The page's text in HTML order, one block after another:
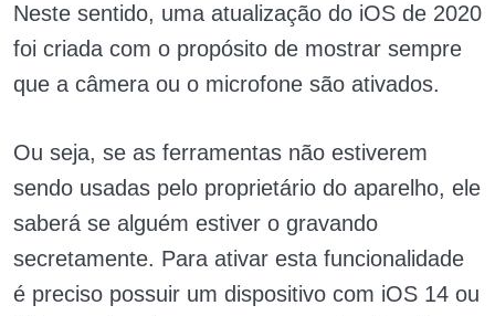
Neste sentido, uma atualização do iOS de 2020
foi criada com o propósito de mostrar sempre
que a câmera ou o microfone são ativados.
Ou seja, se as ferramentas não estiverem
sendo usadas pelo proprietário do aparelho, ele
saberá se alguém estiver o gravando
secretamente. Para ativar esta funcionalidade
é preciso possuir um dispositivo com iOS 14 ou